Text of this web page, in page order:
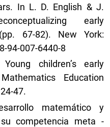
In L. D. English & J.
early
67-82). New York:
94-007-6440-8
children’s early
Education
47.
matemático y
competencia meta -